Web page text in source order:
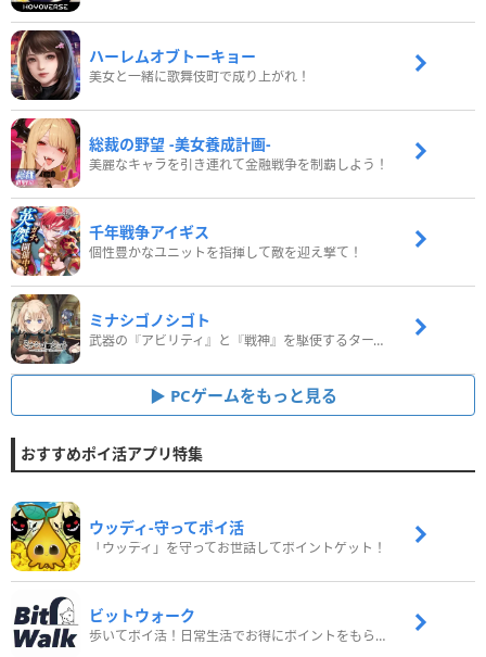
ハーレムオブトーキョー
美女と一緒に歌舞伎町で成り上がれ！
総裁の野望 -美女養成計画-
美麗なキャラを引き連れて金融戦争を制覇しよう！
千年戦争アイギス
個性豊かなユニットを指揮して敵を迎え撃て！
ミナシゴノシゴト
武器の『アビリティ』と『戦神』を駆使するターン制コマンドバトルRPG！
PCゲームをもっと見る
おすすめポイ活アプリ特集
ウッディ‐守ってポイ活
「ウッディ」を守ってお世話してポイントゲット！
ビットウォーク
歩いてポイ活！日常生活でお得にポイントをもらおう